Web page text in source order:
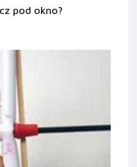
pod okno?